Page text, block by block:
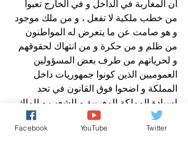
ان المغاربة في الداخل و في الخارج تعبوا
من خطب ملكية لا تفعل ، و من ملك موجود
و هو صامت عن ما يتعرض له المواطنون
من ظلم و من حكرة و من انتهاك لحقوقهم
و لحرياتهم من طرف بعض المسؤولين
العموميين الذين كونوا جمهوريات داخل
المملكة و اضحوا فوق القانون في تحد
لسيادة المملكة المغربية و للشعب و للملك.
افتتاحية صباح الخير يا وطني
عن مدير نشر صوت المغرب الحر
Facebook YouTube Twitter